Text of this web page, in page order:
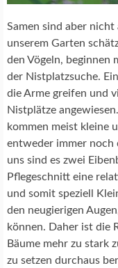
Samen sind aber nicht
unserem Garten
den Vögeln, beginnen
der Nistplatzsuche.
die Arme greifen und
Nistplätze
kommen meist kleine
entweder immer noch
uns sind es zwei
Pflegeschnitt eine
und somit speziell
den neugierigen
können. Daher ist die
Bäume mehr zu stark
zu setzen durchaus